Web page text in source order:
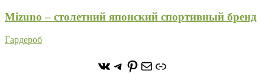
Mizuno – столетний японский спортивный бренд
Гардероб
https://vk.com/
https://t.me/stoneforest
https://
ПочтаСсылка